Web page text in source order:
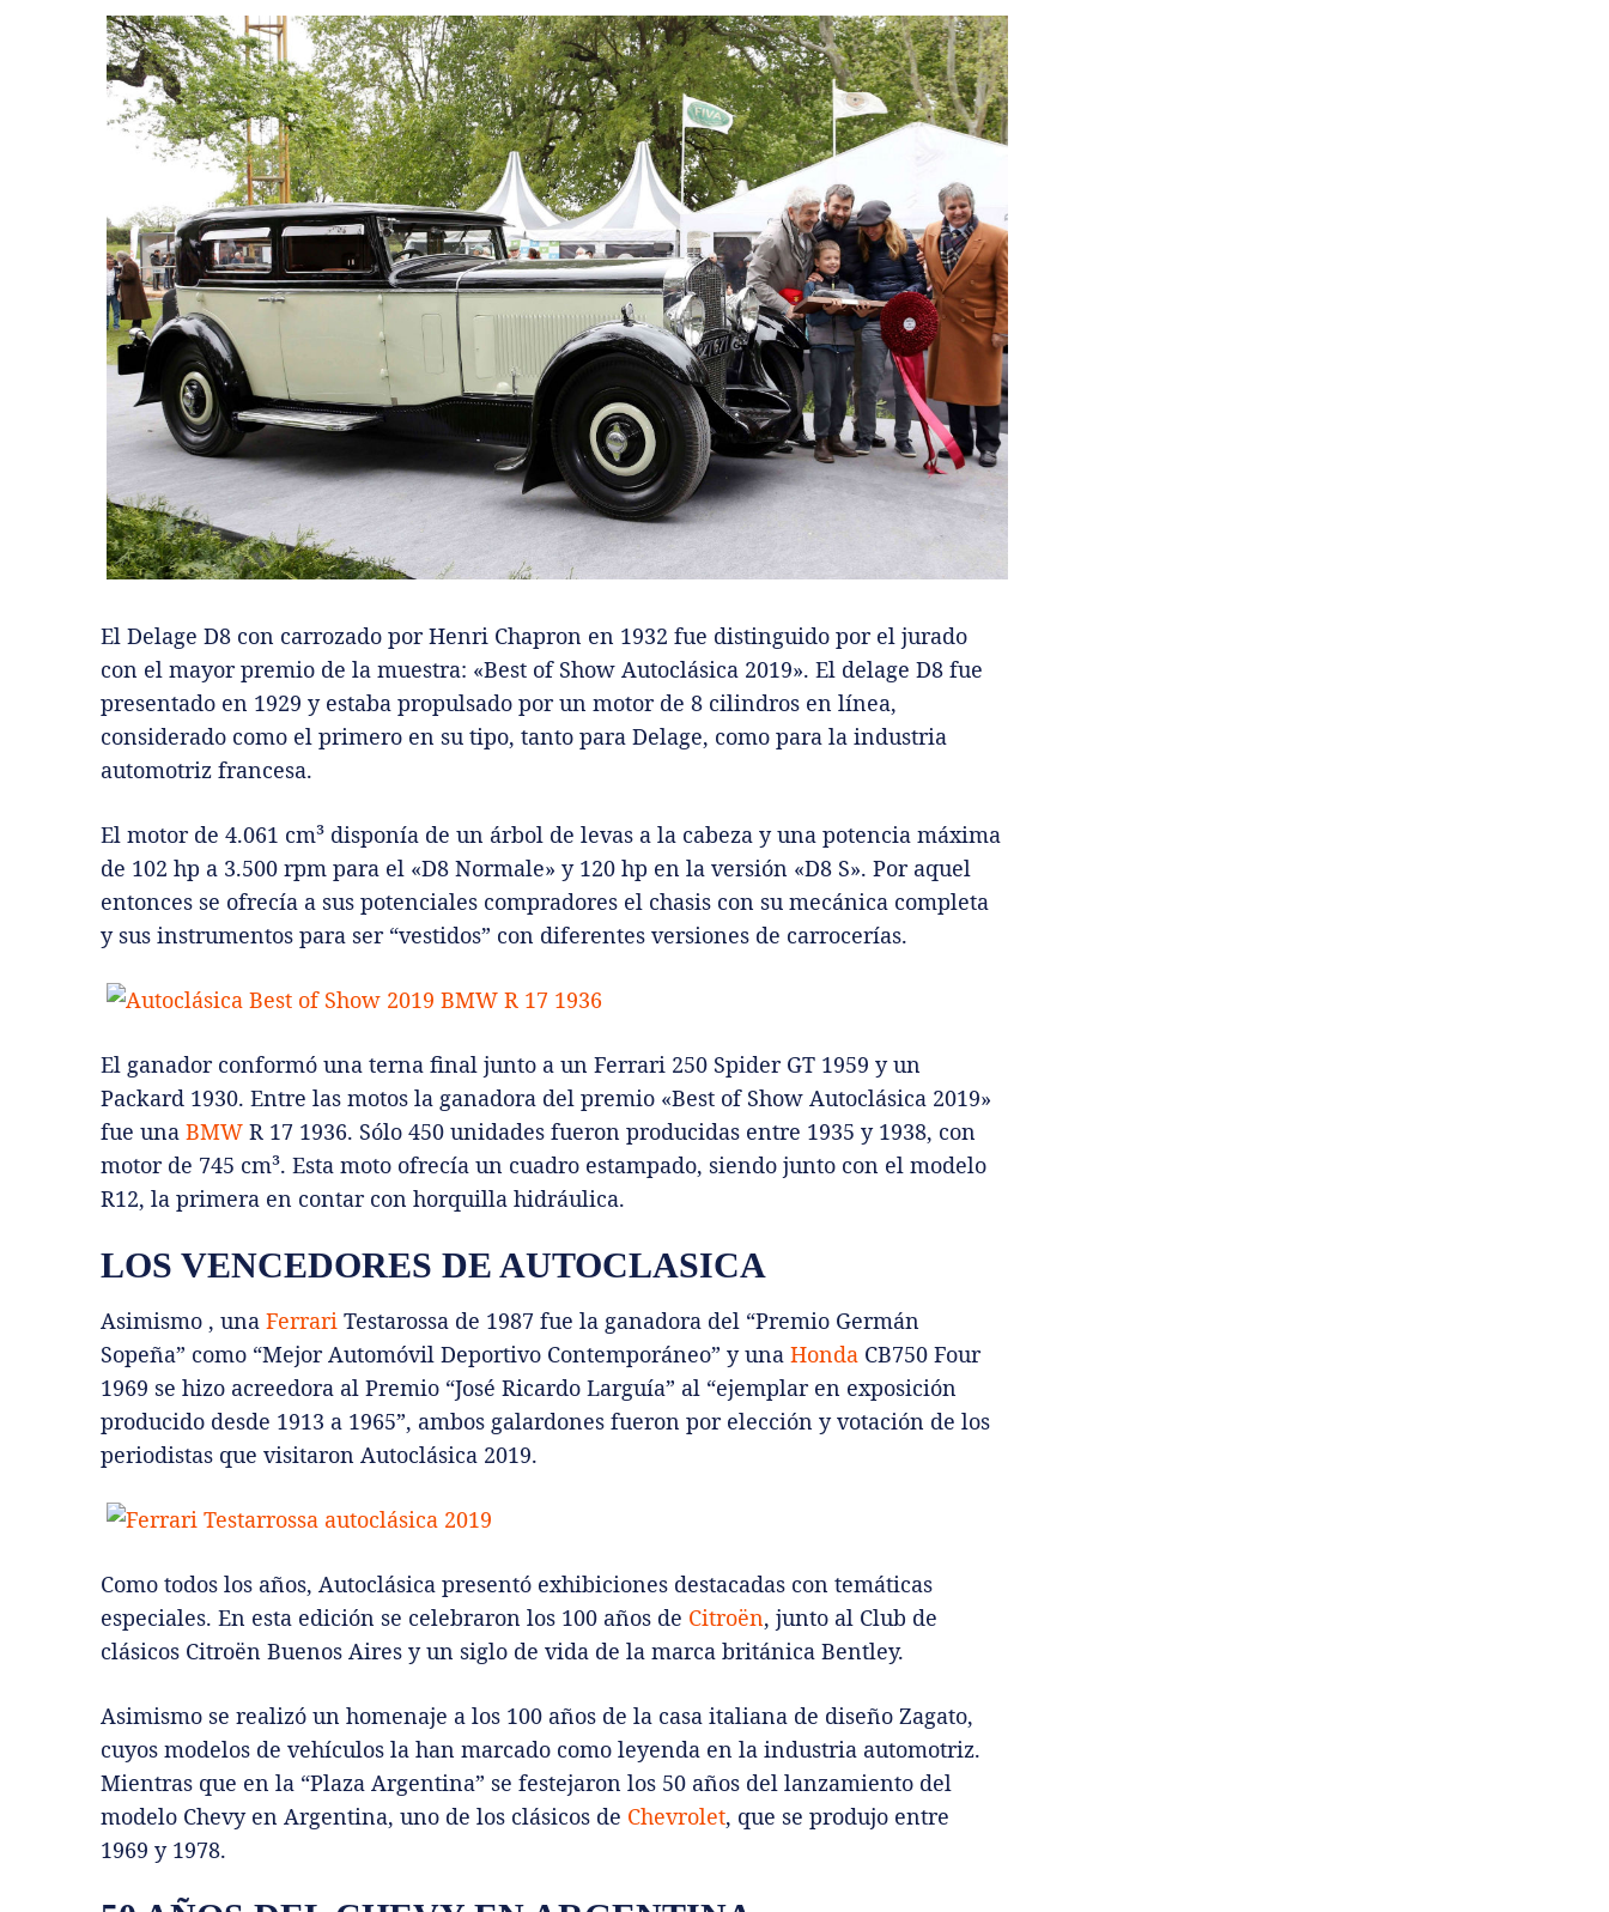
El Delage D8 con carrozado por Henri Chapron en 1932 fue distinguido por el jurado
con el mayor premio de la muestra: «Best of Show Autoclásica 2019». El delage D8 fue
presentado en 1929 y estaba propulsado por un motor de 8 cilindros en línea,
considerado como el primero en su tipo, tanto para Delage, como para la industria
automotriz francesa.
El motor de 4.061 cm³ disponía de un árbol de levas a la cabeza y una potencia máxima
de 102 hp a 3.500 rpm para el «D8 Normale» y 120 hp en la versión «D8 S». Por aquel
entonces se ofrecía a sus potenciales compradores el chasis con su mecánica completa
y sus instrumentos para ser “vestidos” con diferentes versiones de carrocerías.
El ganador conformó una terna final junto a un Ferrari 250 Spider GT 1959 y un
Packard 1930. Entre las motos la ganadora del premio «Best of Show Autoclásica 2019»
fue una BMW R 17 1936. Sólo 450 unidades fueron producidas entre 1935 y 1938, con
motor de 745 cm³. Esta moto ofrecía un cuadro estampado, siendo junto con el modelo
R12, la primera en contar con horquilla hidráulica.
LOS VENCEDORES DE AUTOCLASICA
Asimismo , una Ferrari Testarossa de 1987 fue la ganadora del “Premio Germán
Sopeña” como “Mejor Automóvil Deportivo Contemporáneo” y una Honda CB750 Four
1969 se hizo acreedora al Premio “José Ricardo Larguía” al “ejemplar en exposición
producido desde 1913 a 1965”, ambos galardones fueron por elección y votación de los
periodistas que visitaron Autoclásica 2019.
Como todos los años, Autoclásica presentó exhibiciones destacadas con temáticas
especiales. En esta edición se celebraron los 100 años de Citroën, junto al Club de
clásicos Citroën Buenos Aires y un siglo de vida de la marca británica Bentley.
Asimismo se realizó un homenaje a los 100 años de la casa italiana de diseño Zagato,
cuyos modelos de vehículos la han marcado como leyenda en la industria automotriz.
Mientras que en la “Plaza Argentina” se festejaron los 50 años del lanzamiento del
modelo Chevy en Argentina, uno de los clásicos de Chevrolet, que se produjo entre
1969 y 1978.